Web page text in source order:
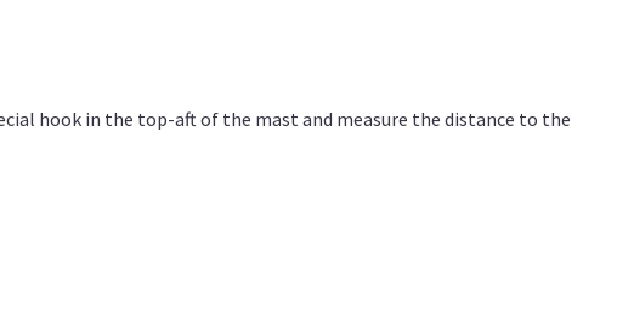
hook in the top-aft of the mast and measure the distance to the